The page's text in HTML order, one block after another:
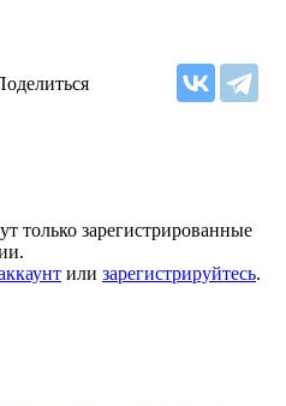
только зарегистрированные
или зарегистрируйтесь.